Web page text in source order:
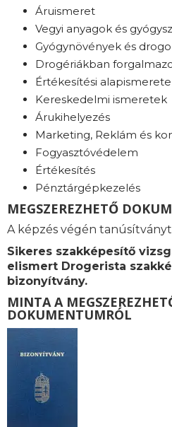
Áruismeret
Vegyi anyagok és
Gyógynövények és
Drogériákban
Értékesítési
Kereskedelmi ismeretek
Árukihelyezés
Marketing, Reklám és
Fogyasztóvédelem
Értékesítés
Pénztárgépkezelés
MEGSZEREZHETŐ
A képzés végén
Sikeres szakképesítő
elismert Drogerista
bizonyítvány.
MINTA A
DOKUMENTUMRÓL